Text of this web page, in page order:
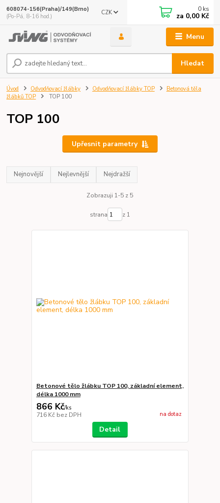
Menu
CZK
Hledat
608074-156(Praha)/149(Brno)
(Po-Pá, 8-16 hod.)
0 ks
za 0,00 Kč
Úvod Odvodňovací žlábky Odvodňovací žlábky TOP
Betonová těla
žlábků TOP
TOP 100
TOP 100
Upřesnit parametry
Nejnovější Nejlevnější Nejdražší
Zobrazuji 1-5 z 5
strana z 1
Betonové tělo žlábku TOP 100, základní element,
délka 1000 mm
866 Kč/ks
716 Kč bez DPH na dotaz
Detail